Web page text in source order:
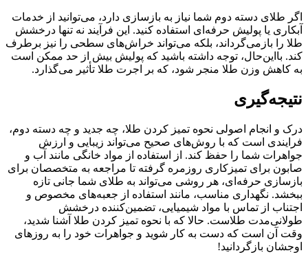
اگر طلای دسته دوم شما نیاز به بازسازی دارد، می‌توانید از خدمات
آبکاری یا پولیش حرفه‌ای استفاده کنید. این فرآیند نه تنها درخشش
طلا را بازمی‌گرداند، بلکه می‌تواند خراش‌های سطحی را نیز برطرف
کند. بااین‌حال، توجه داشته باشید که پولیش بیش‌ از حد ممکن است
به کاهش وزن طلا منجر شود، که بر اجرت طلا تأثیر می‌گذارد.
نتیجه‌گیری
درک و انجام اصولی نحوه تمیز کردن طلا، چه جدید و چه دسته دوم،
فرایندی است که با روش‌های صحیح می‌تواند زیبایی و ارزش
جواهرات شما را حفظ کند. از استفاده از مواد خانگی مانند آب و
صابون برای تمیزکاری روزمره گرفته تا مراجعه به متخصصان برای
بازسازی حرفه‌ای، هر روشی می‌تواند به طلای شما جانی تازه
ببخشد. نگهداری مناسب، مانند استفاده از جعبه‌های مخصوص و
اجتناب از تماس با مواد شیمیایی، تضمین‌کننده درخشش
طولانی‌مدت طلاست. حالا که با نحوه تمیز کردن طلا آشنا شدید،
وقت آن است که دست به کار شوید و جواهرات خود را به روزهای
اوجشان بازگردانید!